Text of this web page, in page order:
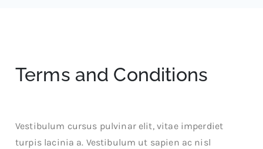
Terms and Conditions
Vestibulum cursus pulvinar elit, vitae imperdiet
turpis lacinia a. Vestibulum ut sapien ac nisl